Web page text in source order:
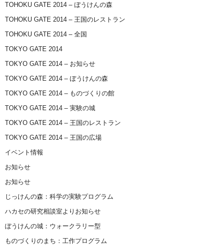
TOHOKU GATE 2014 – ぼうけんの森
TOHOKU GATE 2014 – 王国のレストラン
TOHOKU GATE 2014 – 全国
TOKYO GATE 2014
TOKYO GATE 2014 – お知らせ
TOKYO GATE 2014 – ぼうけんの森
TOKYO GATE 2014 – ものづくりの館
TOKYO GATE 2014 – 実験の城
TOKYO GATE 2014 – 王国のレストラン
TOKYO GATE 2014 – 王国の広場
イベント情報
お知らせ
お知らせ
じっけんの森：科学の実験プログラム
ハカセの研究相談室よりお知らせ
ぼうけんの城：ウォークラリー型
ものづくりのまち：工作プログラム